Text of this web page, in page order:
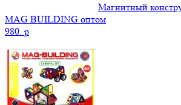
Магнитный
MAG BUILDING оптом
980. p